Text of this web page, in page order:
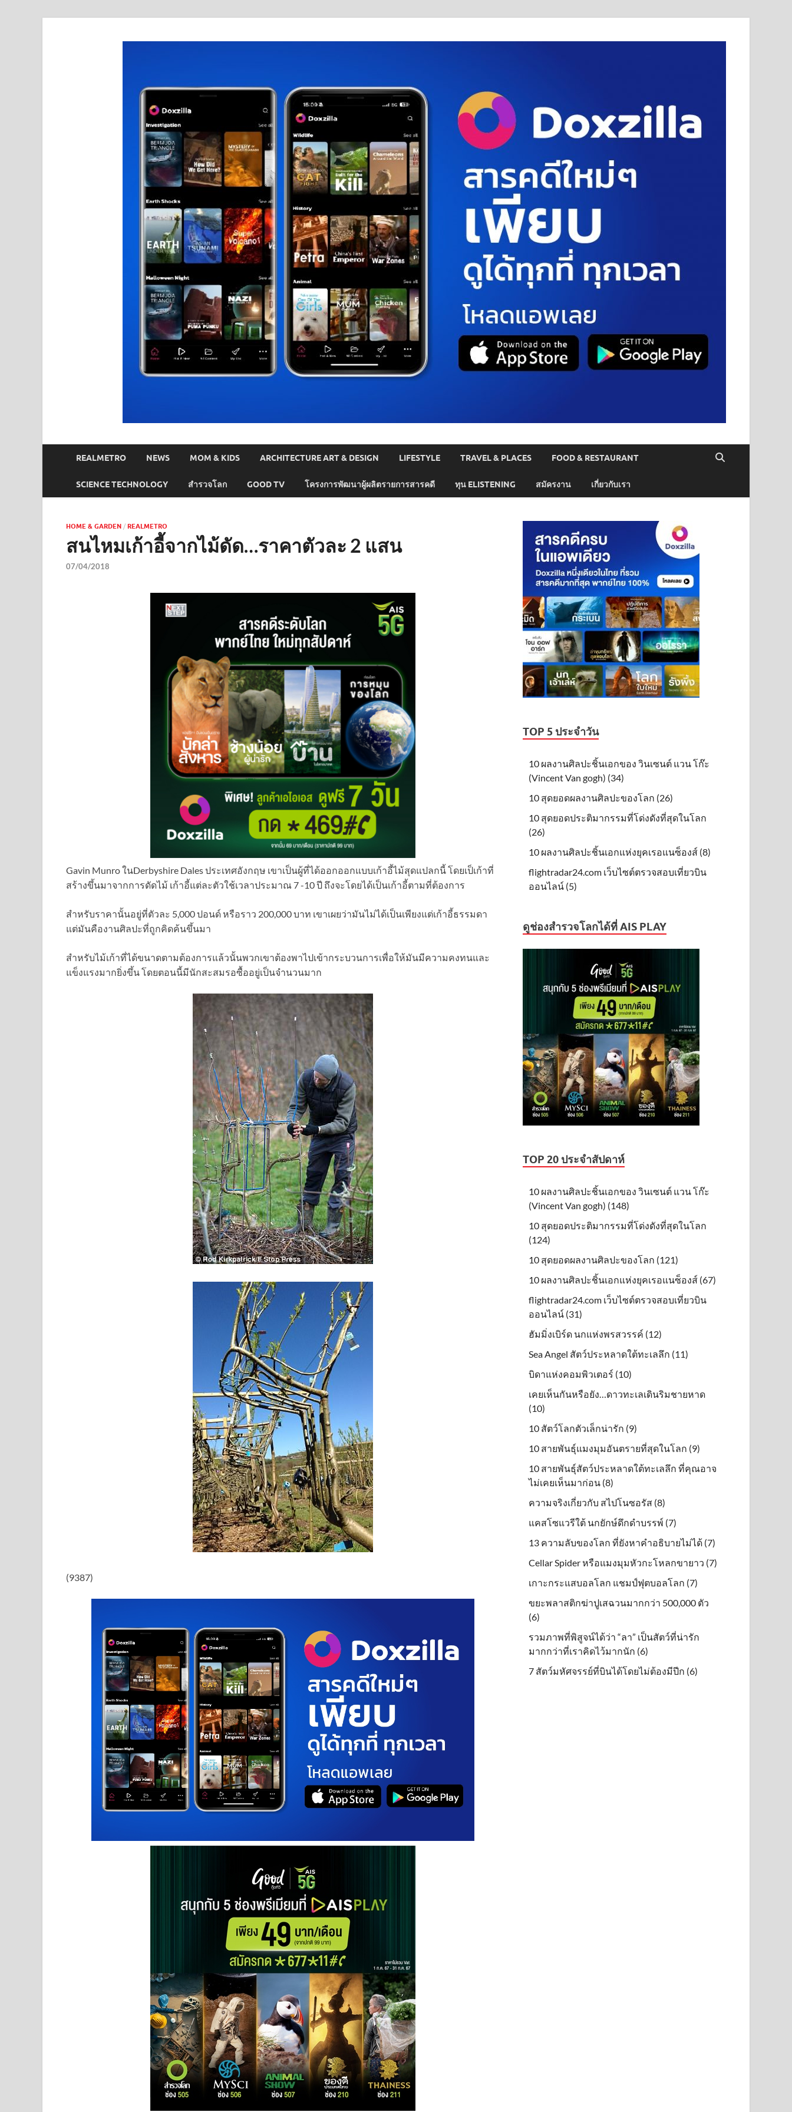
REALMETRO NEWS MOM & KIDS ARCHITECTURE ART & DESIGN LIFESTYLE TRAVEL & PLACES FOOD & RESTAURANT
SCIENCE TECHNOLOGY สำรวจโลก GOOD TV โครงการพัฒนาผู้ผลิตรายการสารคดี ทุน ELISTENING สมัครงาน เกี่ยวกับเรา
HOME & GARDEN / REALMETRO
สนไหมเก้าอี้จากไม้ดัด…ราคาตัวละ 2 แสน
07/04/2018
Gavin Munro ในDerbyshire Dales ประเทศอังกฤษ เขาเป็นผู้ที่ได้ออกออกแบบเก้าอี้ไม้สุดแปลกนี้ โดยเป็เก้าที่
สร้างขึ้นมาจากการดัดไม้ เก้าอี้แต่ละตัวใช้เวลาประมาณ 7 -10 ปี ถึงจะโดยได้เป็นเก้าอี้ตามที่ต้องการ
สำหรับราคานั้นอยู่ที่ตัวละ 5,000 ปอนด์ หรือราว 200,000 บาท เขาเผยว่ามันไม่ได้เป็นเพียงแต่เก้าอี้ธรรมดา
แต่มันคืองานศิลปะที่ถูกคิดค้นขึ้นมา
สำหรับไม้เก้าที่ได้ขนาดตามต้องการแล้วนั้นพวกเขาต้องพาไปเข้ากระบวนการเพื่อให้มันมีความคงทนและ
แข็งแรงมากยิ่งขึ้น โดยตอนนี้มีนักสะสมรอซื้ออยู่เป็นจำนวนมาก
(9387)
TOP 5 ประจำวัน
10 ผลงานศิลปะชิ้นเอกของ วินเซนต์ แวน โก๊ะ
(Vincent Van gogh) (34)
10 สุดยอดผลงานศิลปะของโลก (26)
10 สุดยอดประติมากรรมที่โด่งดังที่สุดในโลก
(26)
10 ผลงานศิลปะชิ้นเอกแห่งยุคเรอแนซ็องส์ (8)
flightradar24.com เว็บไซต์ตรวจสอบเที่ยวบิน
ออนไลน์ (5)
ดูช่องสำรวจโลกได้ที่ AIS PLAY
TOP 20 ประจำสัปดาห์
10 ผลงานศิลปะชิ้นเอกของ วินเซนต์ แวน โก๊ะ
(Vincent Van gogh) (148)
10 สุดยอดประติมากรรมที่โด่งดังที่สุดในโลก
(124)
10 สุดยอดผลงานศิลปะของโลก (121)
10 ผลงานศิลปะชิ้นเอกแห่งยุคเรอแนซ็องส์ (67)
flightradar24.com เว็บไซต์ตรวจสอบเที่ยวบิน
ออนไลน์ (31)
ฮัมมิ่งเบิร์ด นกแห่งพรสวรรค์ (12)
Sea Angel สัตว์ประหลาดใต้ทะเลลึก (11)
บิดาแห่งคอมพิวเตอร์ (10)
เคยเห็นกันหรือยัง…ดาวทะเลเดินริมชายหาด
(10)
10 สัตว์โลกตัวเล็กน่ารัก (9)
10 สายพันธุ์แมงมุมอันตรายที่สุดในโลก (9)
10 สายพันธุ์สัตว์ประหลาดใต้ทะเลลึก ที่คุณอาจ
ไม่เคยเห็นมาก่อน (8)
ความจริงเกี่ยวกับ สไปโนซอรัส (8)
แคสโซแวรีใต้ นกยักษ์ดึกดําบรรพ์ (7)
13 ความลับของโลก ที่ยังหาคำอธิบายไม่ได้ (7)
Cellar Spider หรือแมงมุมหัวกะโหลกขายาว (7)
เกาะกระแสบอลโลก แชมป์ฟุตบอลโลก (7)
ขยะพลาสติกฆ่าปูเสฉวนมากกว่า 500,000 ตัว
(6)
รวมภาพที่พิสูจน์ได้ว่า “ลา” เป็นสัตว์ที่น่ารัก
มากกว่าที่เราคิดไว้มากนัก (6)
7 สัตว์มหัศจรรย์ที่บินได้โดยไม่ต้องมีปีก (6)